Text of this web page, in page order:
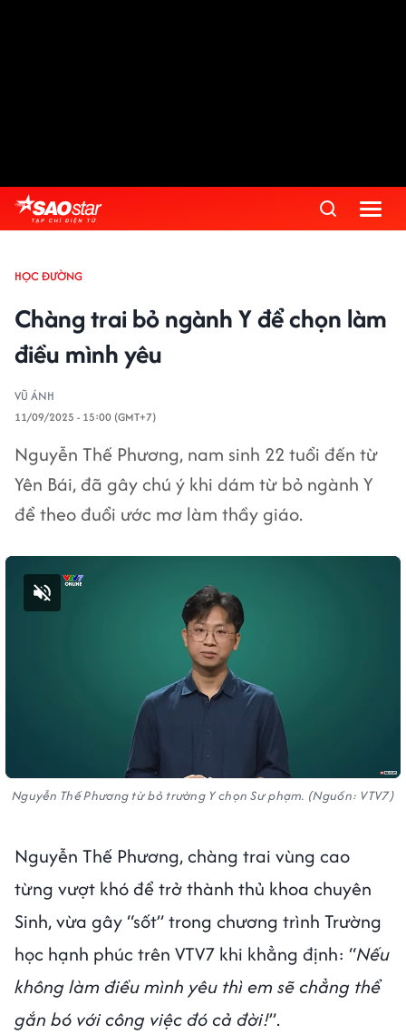
HỌC ĐƯỜNG
Chàng trai bỏ ngành Y để chọn làm
điều mình yêu
VŨ ÁNH
11/09/2025 - 15:00 (GMT+7)
Nguyễn Thế Phương, nam sinh 22 tuổi đến từ
Yên Bái, đã gây chú ý khi dám từ bỏ ngành Y
để theo đuổi ước mơ làm thầy giáo.
Nguyễn Thế Phương từ bỏ trường Y chọn Sư phạm. (Nguồn: VTV7)
Nguyễn Thế Phương, chàng trai vùng cao
từng vượt khó để trở thành thủ khoa chuyên
Sinh, vừa gây “sốt” trong chương trình Trường
học hạnh phúc trên VTV7 khi khẳng định: “Nếu
không làm điều mình yêu thì em sẽ chẳng thể
gắn bó với công việc đó cả đời!”.